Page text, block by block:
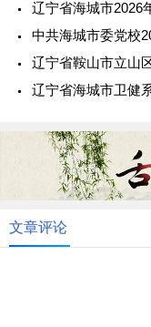
文章评论